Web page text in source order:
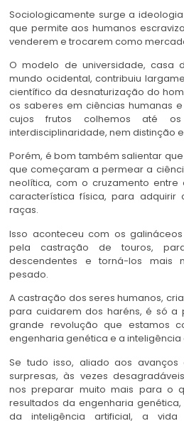
Sociologicamente surge a
que permite aos humanos
venderem e trocarem como
O modelo de universidade, casa
mundo ocidental, contribuiu
científico da desnaturização do
os saberes em ciências humanas
cujos frutos colhemos até
interdisciplinaridade, nem distinção
Porém, é bom também salientar
que começaram a permear a
neolítica, com o cruzamento
característica física, para adquirir
raças.
Isso aconteceu com os
pela castração de touros,
descendentes e torná-los mais
pesado.
A castração dos seres humanos,
para cuidarem dos haréns, é só
grande revolução que estamos
engenharia genética e a inteligência
Se tudo isso, aliado aos avanços
surpresas, às vezes
nos preparar muito mais para o
resultados da engenharia
da inteligência artificial, a